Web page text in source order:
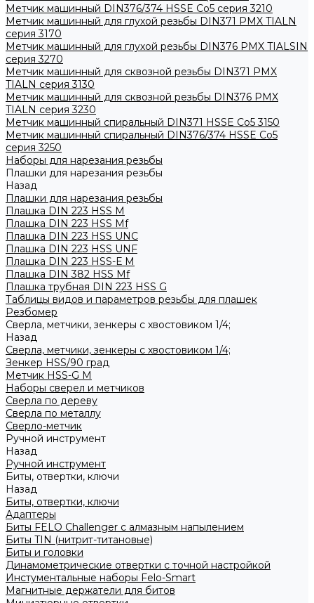
Метчик машинный DIN376/374 HSSE Co5 серия 3210
Метчик машинный для глухой резьбы DIN371 PMX TIALN
серия 3170
Метчик машинный для глухой резьбы DIN376 PMX TIALSIN
серия 3270
Метчик машинный для сквозной резьбы DIN371 PMX
TIALN серия 3130
Метчик машинный для сквозной резьбы DIN376 PMX
TIALN серия 3230
Метчик машинный спиральный DIN371 HSSE Co5 3150
Метчик машинный спиральный DIN376/374 HSSE Co5
серия 3250
Наборы для нарезания резьбы
Плашки для нарезания резьбы
Назад
Плашки для нарезания резьбы
Плашка DIN 223 HSS M
Плашка DIN 223 HSS Mf
Плашка DIN 223 HSS UNC
Плашка DIN 223 HSS UNF
Плашка DIN 223 HSS-Е M
Плашка DIN 382 HSS Mf
Плашка трубная DIN 223 HSS G
Таблицы видов и параметров резьбы для плашек
Резбомер
Сверла, метчики, зенкеры с хвостовиком 1/4;
Назад
Сверла, метчики, зенкеры с хвостовиком 1/4;
Зенкер HSS/90 град
Метчик HSS-G М
Наборы сверел и метчиков
Сверла по дереву
Сверла по металлу
Сверло-метчик
Ручной инструмент
Назад
Ручной инструмент
Биты, отвертки, ключи
Назад
Биты, отвертки, ключи
Адаптеры
Биты FELO Challenger с алмазным напылением
Биты TIN (нитрит-титановые)
Биты и головки
Динамометрические отвертки с точной настройкой
Инстументальные наборы Felo-Smart
Магнитные держатели для битов